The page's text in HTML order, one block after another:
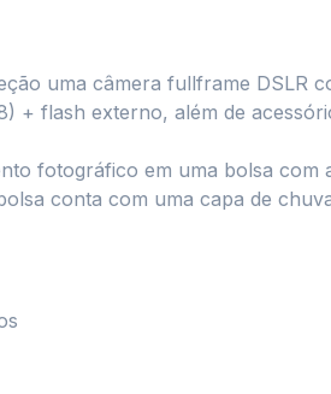
uma câmera fullframe DSLR
+ flash externo, além de
fotográfico em uma bolsa com
conta com uma capa de